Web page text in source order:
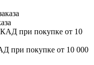
при покупке от 10 000